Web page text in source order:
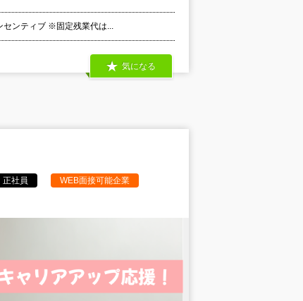
センティブ ※固定残業代は...
気になる
正社員
WEB面接可能企業